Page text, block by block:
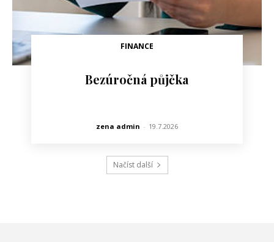
FINANCE
Bezúročná půjčka
zena admin - 19.7.2026
Načíst další